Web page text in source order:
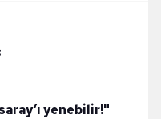
yenebilir!"